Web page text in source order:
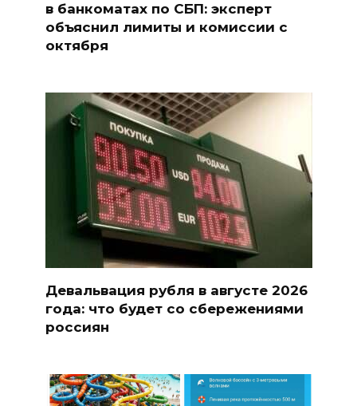
в банкоматах по СБП: эксперт
объяснил лимиты и комиссии с
октября
Девальвация рубля в августе 2026
года: что будет со сбережениями
россиян